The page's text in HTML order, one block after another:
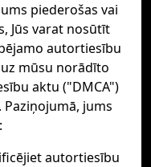
piederošas vai
Jūs varat nosūtīt
autortiesību
mūsu norādīto
aktu ("DMCA")
jums
autortiesību